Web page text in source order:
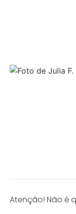
Atenção! Não é